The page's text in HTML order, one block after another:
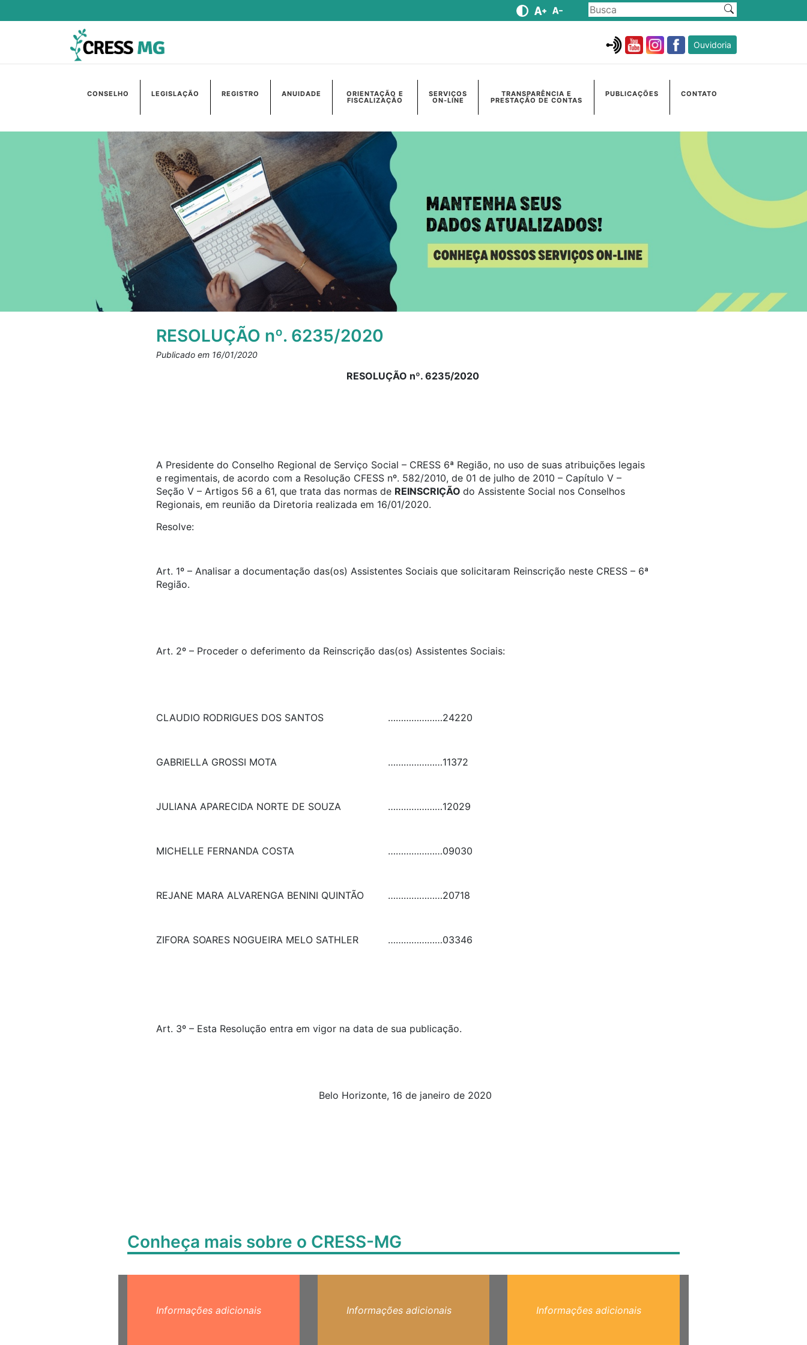
Ouvidoria
CONSELHO LEGISLAÇÃO REGISTRO ANUIDADE ORIENTAÇÃO E
FISCALIZAÇÃO
SERVIÇOS
ON-LINE
TRANSPARÊNCIA E
PRESTAÇÃO DE CONTAS
PUBLICAÇÕES CONTATO
RESOLUÇÃO nº. 6235/2020
Publicado em 16/01/2020
RESOLUÇÃO nº. 6235/2020
A Presidente do Conselho Regional de Serviço Social – CRESS 6ª Região, no uso de suas atribuições legais
e regimentais, de acordo com a Resolução CFESS nº. 582/2010, de 01 de julho de 2010 – Capítulo V –
Seção V – Artigos 56 a 61, que trata das normas de REINSCRIÇÃO do Assistente Social nos Conselhos
Regionais, em reunião da Diretoria realizada em 16/01/2020.
Resolve:
Art. 1º – Analisar a documentação das(os) Assistentes Sociais que solicitaram Reinscrição neste CRESS – 6ª
Região.
Art. 2º – Proceder o deferimento da Reinscrição das(os) Assistentes Sociais:
CLAUDIO RODRIGUES DOS SANTOS …………………24220
GABRIELLA GROSSI MOTA …………………11372
JULIANA APARECIDA NORTE DE SOUZA …………………12029
MICHELLE FERNANDA COSTA …………………09030
REJANE MARA ALVARENGA BENINI QUINTÃO …………………20718
ZIFORA SOARES NOGUEIRA MELO SATHLER …………………03346
Art. 3º – Esta Resolução entra em vigor na data de sua publicação.
Belo Horizonte, 16 de janeiro de 2020
Conheça mais sobre o CRESS-MG
Informações adicionais Informações adicionais Informações adicionais